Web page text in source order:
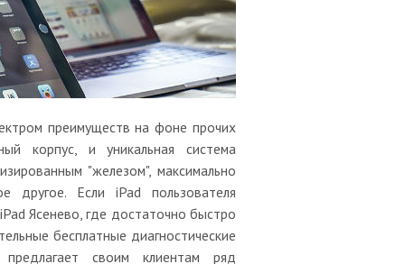
преимуществ на фоне прочих
корпус, и уникальная система
"железом", максимально
другое. Если iPad пользователя
Ясенево, где достаточно быстро
бесплатные диагностические
своим клиентам ряд